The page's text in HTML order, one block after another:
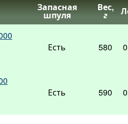
Запасная
шпуля
Вес,
г
Есть 580
Есть 590